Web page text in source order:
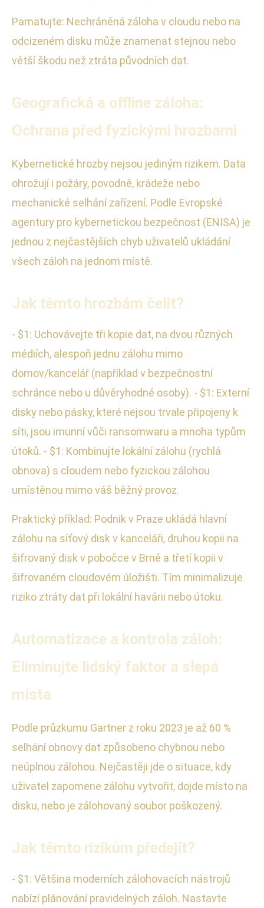
Pamatujte: Nechráněná záloha v cloudu nebo na
odcizeném disku může znamenat stejnou nebo
větší škodu než ztráta původních dat.
Geografická a offline záloha:
Ochrana před fyzickými hrozbami
Kybernetické hrozby nejsou jediným rizikem. Data
ohrožují i požáry, povodně, krádeže nebo
mechanické selhání zařízení. Podle Evropské
agentury pro kybernetickou bezpečnost (ENISA) je
jednou z nejčastějších chyb uživatelů ukládání
všech záloh na jednom místě.
Jak těmto hrozbám čelit?
- $1: Uchovávejte tři kopie dat, na dvou různých
médiích, alespoň jednu zálohu mimo
domov/kancelář (například v bezpečnostní
schránce nebo u důvěryhodné osoby). - $1: Externí
disky nebo pásky, které nejsou trvale připojeny k
síti, jsou imunní vůči ransomwaru a mnoha typům
útoků. - $1: Kombinujte lokální zálohu (rychlá
obnova) s cloudem nebo fyzickou zálohou
umístěnou mimo váš běžný provoz.
Praktický příklad: Podnik v Praze ukládá hlavní
zálohu na síťový disk v kanceláři, druhou kopii na
šifrovaný disk v pobočce v Brně a třetí kopii v
šifrovaném cloudovém úložišti. Tím minimalizuje
riziko ztráty dat při lokální havárii nebo útoku.
Automatizace a kontrola záloh:
Eliminujte lidský faktor a slepá
místa
Podle průzkumu Gartner z roku 2023 je až 60 %
selhání obnovy dat způsobeno chybnou nebo
neúplnou zálohou. Nejčastěji jde o situace, kdy
uživatel zapomene zálohu vytvořit, dojde místo na
disku, nebo je zálohovaný soubor poškozený.
Jak těmto rizikům předejít?
- $1: Většina moderních zálohovacích nástrojů
nabízí plánování pravidelných záloh. Nastavte